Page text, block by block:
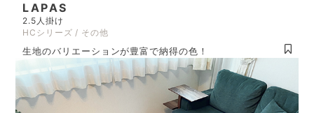
LAPAS
2.5人掛け
HCシリーズ / その他
生地のバリエーションが豊富で納得の色！